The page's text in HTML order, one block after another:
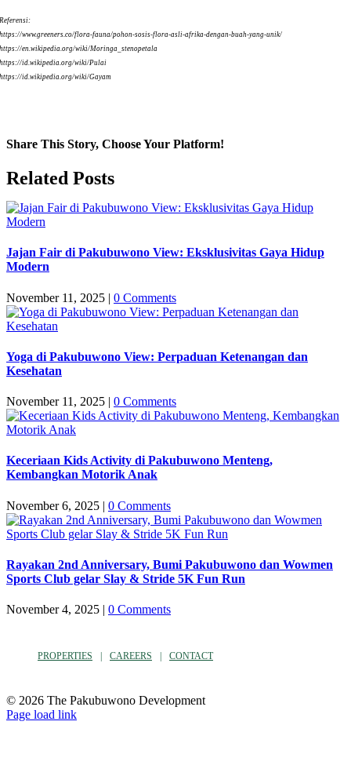
Referensi:
https://www.greeners.co/flora-fauna/pohon-sosis-flora-asli-afrika-dengan-buah-yang-unik/
https://en.wikipedia.org/wiki/Moringa_stenopetala
https://id.wikipedia.org/wiki/Pulai
https://id.wikipedia.org/wiki/Gayam
Share This Story, Choose Your Platform!
Facebook
Twitter
LinkedIn
WhatsApp
Email
Related Posts
Jajan Fair di Pakubuwono View: Eksklusivitas Gaya Hidup
Modern
November 11, 2025 | 0 Comments
Yoga di Pakubuwono View: Perpaduan Ketenangan dan
Kesehatan
November 11, 2025 | 0 Comments
Keceriaan Kids Activity di Pakubuwono Menteng,
Kembangkan Motorik Anak
November 6, 2025 | 0 Comments
Rayakan 2nd Anniversary, Bumi Pakubuwono dan Wowmen
Sports Club gelar Slay & Stride 5K Fun Run
November 4, 2025 | 0 Comments
PROPERTIES CAREERS CONTACT
© 2026 The Pakubuwono Development
Facebook
Instagram
YouTube
Page load link